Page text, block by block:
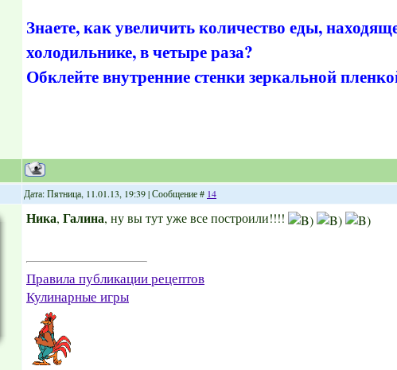
Знаете, как увеличить количество еды,
холодильнике, в четыре раза?
Обклейте внутренние стенки зеркальной
Дата: Пятница, 11.01.13, 19:39 | Сообщение # 14
Ника, Галина, ну вы тут уже все построили!!!!
Правила публикации рецептов
Кулинарные игры